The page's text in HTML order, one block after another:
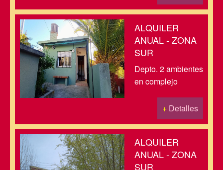
ALQUILER
ANUAL - ZONA
SUR
Depto. 2 ambientes
en complejo
+ Detalles
ALQUILER
ANUAL - ZONA
SUR